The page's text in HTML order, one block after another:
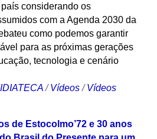
considerando os
com a Agenda 2030 da
como podemos garantir
para as próximas gerações
tecnologia e cenário
/Vídeos /Vídeos
de Estocolmo’72 e 30 anos